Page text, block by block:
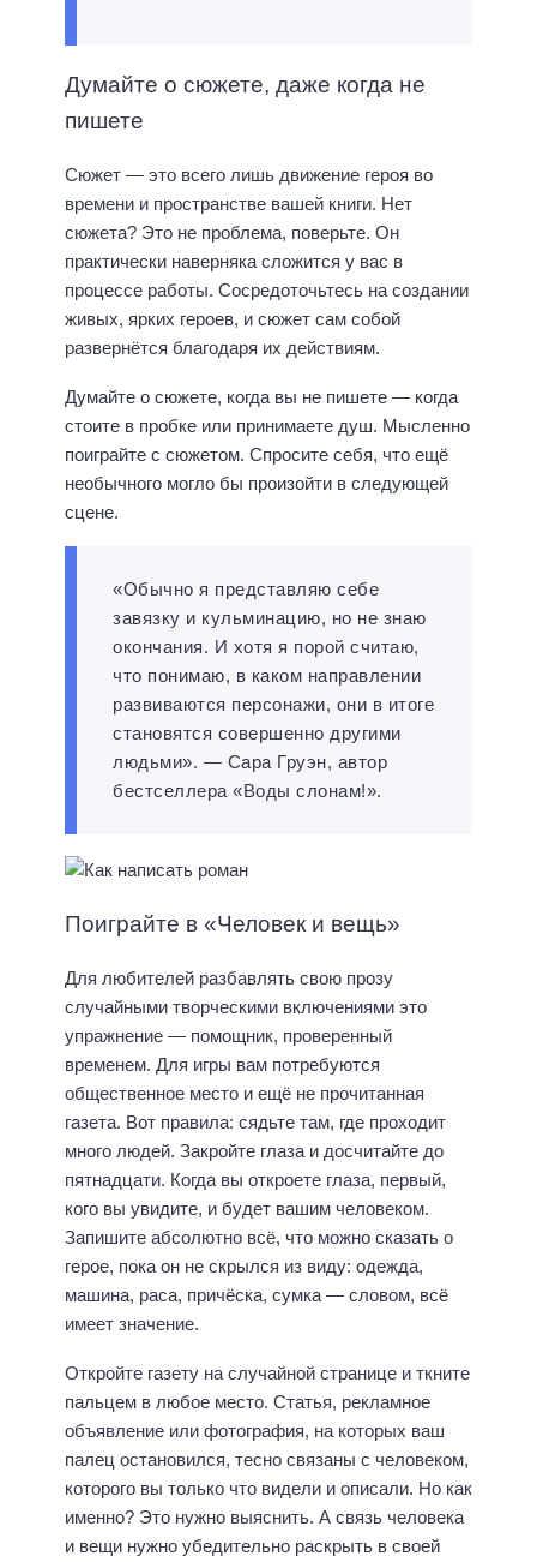
Думайте о сюжете, даже когда не
пишете
Сюжет — это всего лишь движение героя во
времени и пространстве вашей книги. Нет
сюжета? Это не проблема, поверьте. Он
практически наверняка сложится у вас в
процессе работы. Сосредоточьтесь на создании
живых, ярких героев, и сюжет сам собой
развернётся благодаря их действиям.
Думайте о сюжете, когда вы не пишете — когда
стоите в пробке или принимаете душ. Мысленно
поиграйте с сюжетом. Спросите себя, что ещё
необычного могло бы произойти в следующей
сцене.
«Обычно я представляю себе
завязку и кульминацию, но не знаю
окончания. И хотя я порой считаю,
что понимаю, в каком направлении
развиваются персонажи, они в итоге
становятся совершенно другими
людьми». — Сара Груэн, автор
бестселлера «Воды слонам!».
Поиграйте в «Человек и вещь»
Для любителей разбавлять свою прозу
случайными творческими включениями это
упражнение — помощник, проверенный
временем. Для игры вам потребуются
общественное место и ещё не прочитанная
газета. Вот правила: сядьте там, где проходит
много людей. Закройте глаза и досчитайте до
пятнадцати. Когда вы откроете глаза, первый,
кого вы увидите, и будет вашим человеком.
Запишите абсолютно всё, что можно сказать о
герое, пока он не скрылся из виду: одежда,
машина, раса, причёска, сумка — словом, всё
имеет значение.
Откройте газету на случайной странице и ткните
пальцем в любое место. Статья, рекламное
объявление или фотография, на которых ваш
палец остановился, тесно связаны с человеком,
которого вы только что видели и описали. Но как
именно? Это нужно выяснить. А связь человека
и вещи нужно убедительно раскрыть в своей